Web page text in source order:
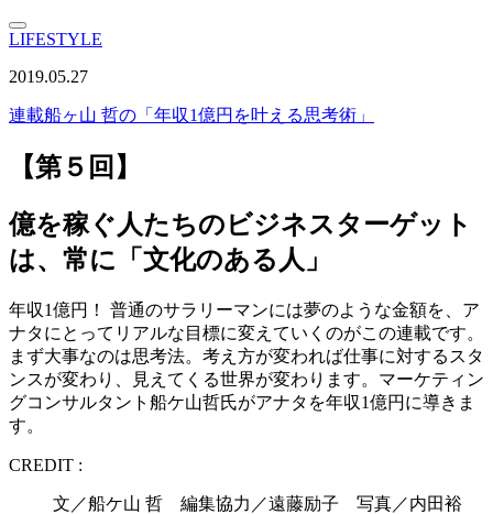
LIFESTYLE
2019.05.27
連載船ヶ山 哲の「年収1億円を叶える思考術」
【第５回】
億を稼ぐ人たちのビジネスターゲット
は、常に「文化のある人」
年収1億円！ 普通のサラリーマンには夢のような金額を、ア
ナタにとってリアルな目標に変えていくのがこの連載です。
まず大事なのは思考法。考え方が変われば仕事に対するスタ
ンスが変わり、見えてくる世界が変わります。マーケティン
グコンサルタント船ケ山哲氏がアナタを年収1億円に導きま
す。
CREDIT :
文／船ケ山 哲 編集協力／遠藤励子 写真／内田裕